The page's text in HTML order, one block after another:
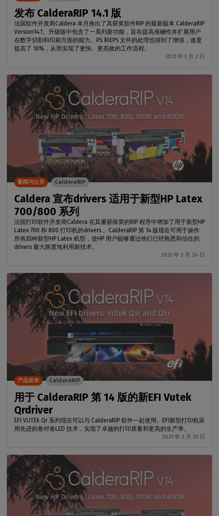
发布 CalderaRIP 14.1 版
法国软件开发商Caldera 本月推出了其获奖软件RIP 的最新版本 CalderaRIP
Version14.1。升级版中包含了一系列新功能，旨在提高准确性并扩展用户
在数字切割和印刷方面的能力。PS 和EPS 文件的处理也得到了增强，速度
提高了 10%，从而实现了更快、更高效的工作流程。
2021 年 3 月 2 日
Caldera 宣布drivers 适用于新型HP Latex
700/800 系列
法国打印软件开发商Caldera 在其屡获殊荣的RIP 程序中增加了用于新型HP
Latex 700 和 800 打印机的drivers 。CalderaRIP 第 14 版现在可用于操作
所有四种新型HP Latex 机型，使HP 用户能够通过他们已经熟悉和信任的
drivers 最大限度地利用新技术。
2021 年 2 月 24 日
新闻与公关 CalderaRIP
用于 CalderaRIP 第 14 版的新EFI Vutek
Qrdriver
EFI VUTEk Qr 系列现在可以与 CalderaRIP 软件一起使用。EFI新型打印机采
用先进的卷对卷LED 技术，实现了卓越的打印质量和更高的生产率。
2021 年 2 月 23 日
产品发布 CalderaRIP